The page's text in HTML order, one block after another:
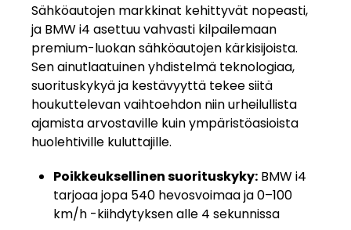
Sähköautojen markkinat kehittyvät nopeasti,
ja BMW i4 asettuu vahvasti kilpailemaan
premium-luokan sähköautojen kärkisijoista.
Sen ainutlaatuinen yhdistelmä teknologiaa,
suorituskykyä ja kestävyyttä tekee siitä
houkuttelevan vaihtoehdon niin urheilullista
ajamista arvostaville kuin ympäristöasioista
huolehtiville kuluttajille.
Poikkeuksellinen suorituskyky: BMW i4
tarjoaa jopa 540 hevosvoimaa ja 0–100
km/h -kiihdytyksen alle 4 sekunnissa